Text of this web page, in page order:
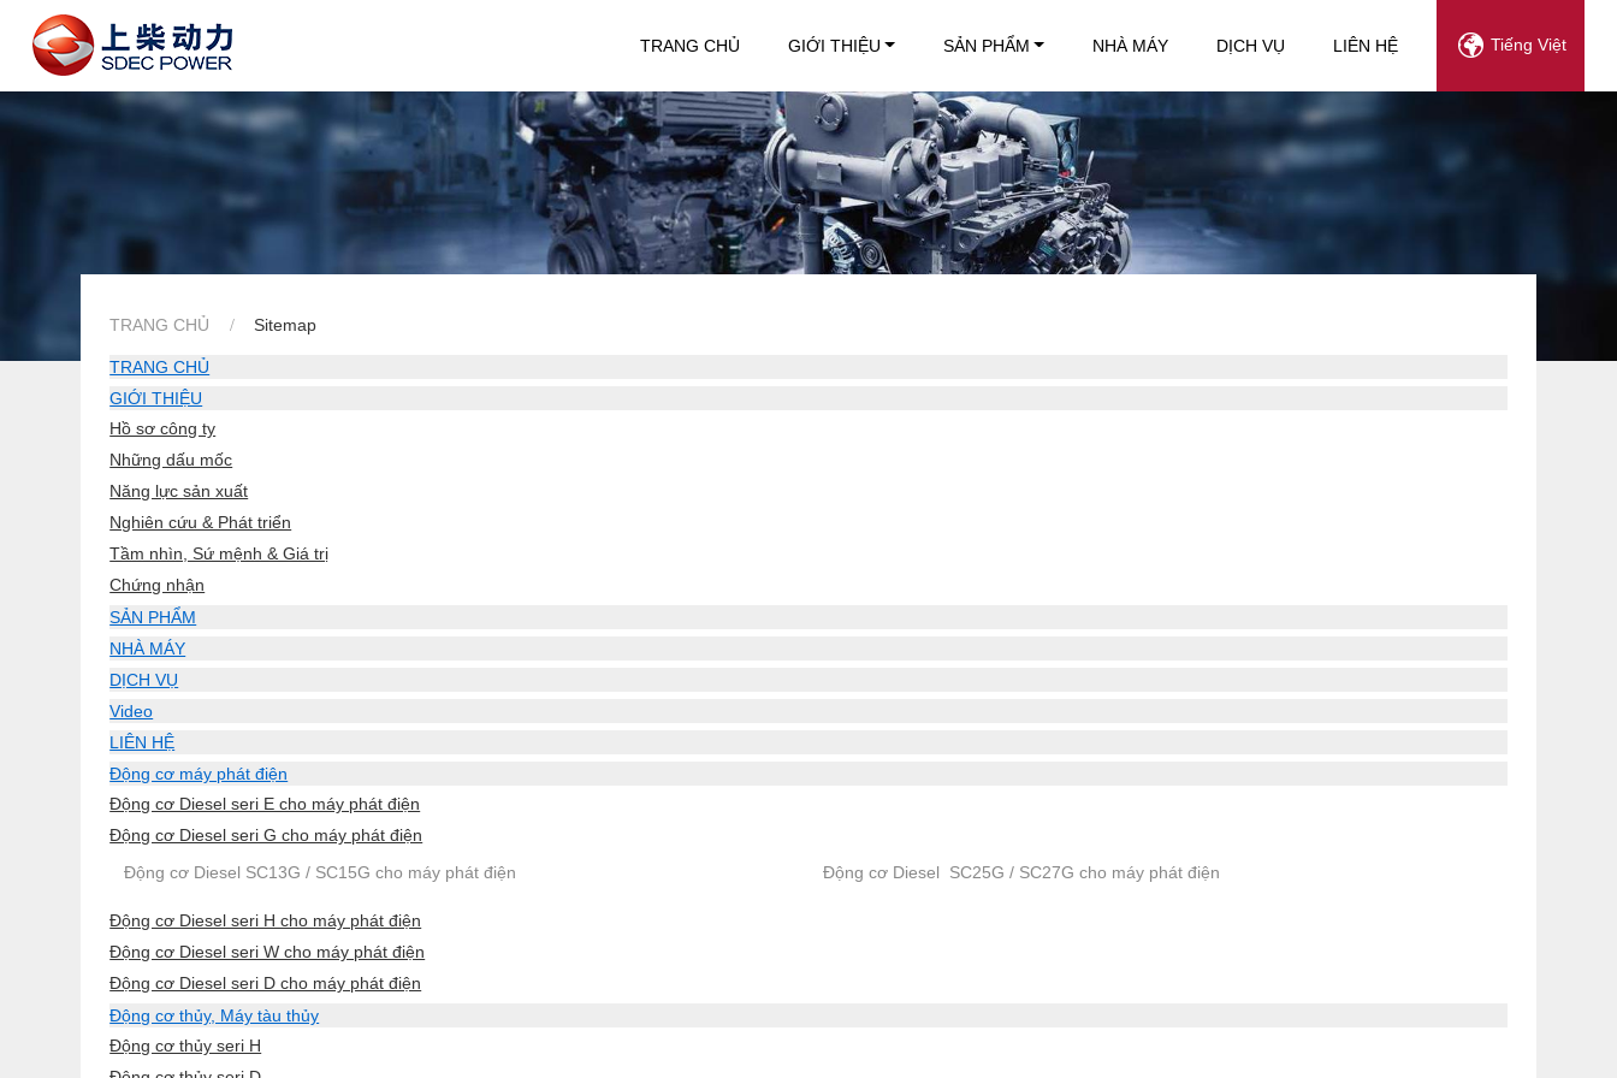
Tiếng Việt
TRANG CHỦ GIỚI THIỆU SẢN PHẨM NHÀ MÁY DỊCH VỤ LIÊN HỆ
TRANG CHỦ Sitemap
TRANG CHỦ
GIỚI THIỆU
Hồ sơ công ty
Những dấu mốc
Năng lực sản xuất
Nghiên cứu & Phát triển
Tầm nhìn, Sứ mệnh & Giá trị
Chứng nhận
SẢN PHẨM
NHÀ MÁY
DỊCH VỤ
Video
LIÊN HỆ
Động cơ máy phát điện
Động cơ Diesel seri E cho máy phát điện
Động cơ Diesel seri G cho máy phát điện
Động cơ Diesel SC13G / SC15G cho máy phát điện
Động cơ Diesel SC25G / SC27G cho máy phát điện
Động cơ Diesel seri H cho máy phát điện
Động cơ Diesel seri W cho máy phát điện
Động cơ Diesel seri D cho máy phát điện
Động cơ thủy, Máy tàu thủy
Động cơ thủy seri H